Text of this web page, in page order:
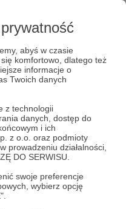
abyś w czasie
się komfortowo, dlatego też
informacje o
Twoich danych
z technologii
danych, dostęp do
i ich
z o.o. oraz podmioty
prowadzeniu działalności,
DO SERWISU.
swoje preferencje
wybierz opcję
brakuje
za tą kwotę
wiewiórki,
jeszcze jako małego
i jak
natury. 🍼🌾❤️